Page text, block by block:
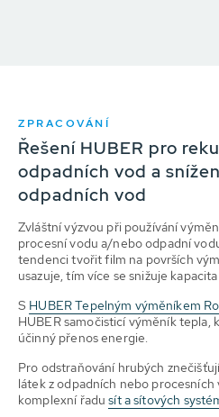
ZPRACOVÁNÍ
Řešení HUBER pro
odpadních vod a
odpadních vod
Zvláštní výzvou při používání
procesní vodu a/nebo odpadní
tendenci tvořit film na površích
usazuje, tím více se snižuje
S HUBER Tepelným výměníkem
HUBER samočisticí výměník tepla,
účinný přenos energie.
Pro odstraňování hrubých
látek z odpadních nebo
komplexní řadusít a sítových